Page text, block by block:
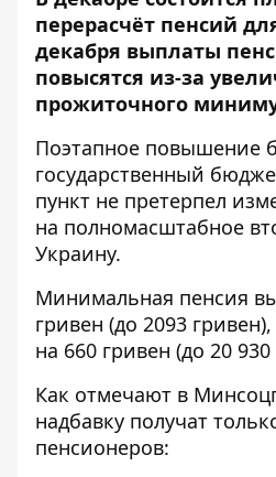
перерасчёт пенсий
декабря выплаты
повысятся из-за
прожиточного
Поэтапное повышение
государственный
пункт не претерпел
на полномасштабное
Украину.
Минимальная пенсия
гривен (до 2093
на 660 гривен (до 20
Как отмечают в
надбавку получат
пенсионеров: